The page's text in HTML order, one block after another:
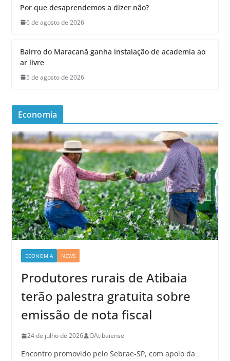
Por que desaprendemos a dizer não?
6 de agosto de 2026
Bairro do Maracanã ganha instalação de academia ao
ar livre
5 de agosto de 2026
Economia
ECONOMIA NEWS
Produtores rurais de Atibaia
terão palestra gratuita sobre
emissão de nota fiscal
24 de julho de 2026 OAtibaiense
Encontro promovido pelo Sebrae-SP, com apoio da